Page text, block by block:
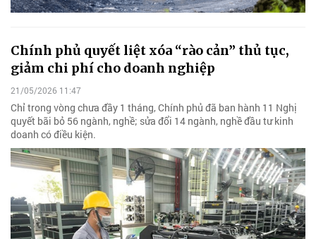
Chính phủ quyết liệt xóa “rào cản” thủ tục,
giảm chi phí cho doanh nghiệp
21/05/2026 11:47
Chỉ trong vòng chưa đầy 1 tháng, Chính phủ đã ban hành 11 Nghị
quyết bãi bỏ 56 ngành, nghề; sửa đổi 14 ngành, nghề đầu tư kinh
doanh có điều kiện.